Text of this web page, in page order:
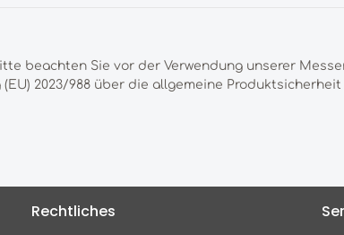
beachten Sie vor der Verwendung unserer
2023/988 über die allgemeine Produktsicherheit
Rechtliches